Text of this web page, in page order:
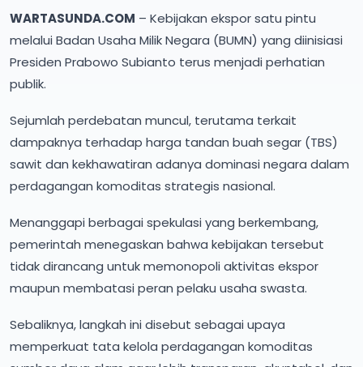
WARTASUNDA.COM – Kebijakan ekspor satu pintu
melalui Badan Usaha Milik Negara (BUMN) yang diinisiasi
Presiden Prabowo Subianto terus menjadi perhatian
publik.
Sejumlah perdebatan muncul, terutama terkait
dampaknya terhadap harga tandan buah segar (TBS)
sawit dan kekhawatiran adanya dominasi negara dalam
perdagangan komoditas strategis nasional.
Menanggapi berbagai spekulasi yang berkembang,
pemerintah menegaskan bahwa kebijakan tersebut
tidak dirancang untuk memonopoli aktivitas ekspor
maupun membatasi peran pelaku usaha swasta.
Sebaliknya, langkah ini disebut sebagai upaya
memperkuat tata kelola perdagangan komoditas